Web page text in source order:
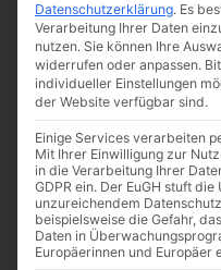
Start/Natursteinmöbel /
Sitzwürfel 45 gespitzt
Datenschutzerklärung. Es
Verarbeitung Ihrer Daten
nutzen. Sie können Ihre
widerrufen oder anpassen.
individueller Einstellungen
der Website verfügbar sind.
Einige Services verarbeiten
Mit Ihrer Einwilligung zur
in die Verarbeitung Ihrer
GDPR ein. Der EuGH stuft
unzureichendem
beispielsweise die Gefahr,
Daten in
Europäerinnen und Europäer